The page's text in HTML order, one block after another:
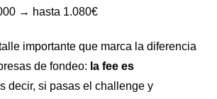
→ hasta 1.080€
importante que marca la diferencia
de fondeo: la fee es
decir, si pasas el challenge y